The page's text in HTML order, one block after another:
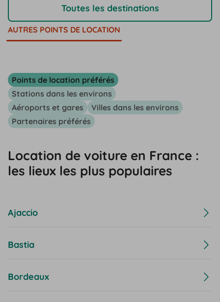
Toutes les destinations
AUTRES POINTS DE LOCATION
Points de location préférés
Stations dans les environs
Aéroports et gares
Villes dans les environs
Partenaires préférés
Location de voiture en France :
les lieux les plus populaires
Ajaccio
Bastia
Bordeaux